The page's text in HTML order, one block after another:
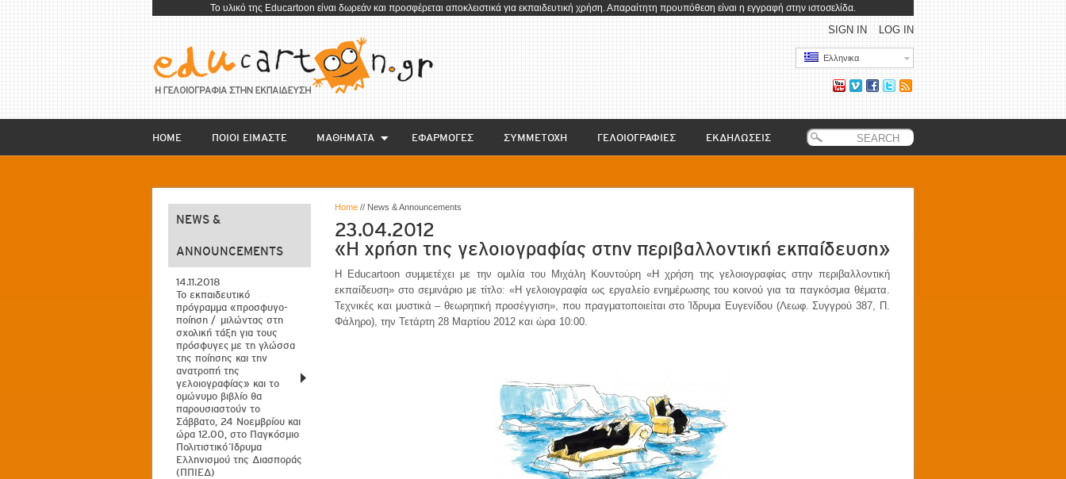
To υλικό της Educartoon είναι δωρεάν και προσφέρεται αποκλειστικά για εκπαιδευτική χρήση. Απαραίτητη προυπόθεση είναι η εγγραφή στην ιστοσελίδα.
LOG IN
SIGN IN
Ελληνικα
HOME ΠΟΙΟΙ ΕΙΜΑΣΤΕ ΜΑΘΗΜΑΤΑ EΦΑΡΜΟΓΕΣ ΣΥΜΜΕΤΟΧΗ ΓΕΛΟΙΟΓΡΑΦΙΕΣ ΕΚΔΗΛΩΣΕΙΣ
NEWS &
ANNOUNCEMENTS
14.11.2018
Το εκπαιδευτικό
πρόγραμμα «προσφυγο-
ποίηση / μιλώντας στη
σχολική τάξη για τους
πρόσφυγες με τη γλώσσα
της ποίησης και την
ανατροπή της
γελοιογραφίας» και το
ομώνυμο βιβλίο θα
παρουσιαστούν το
Σάββατο, 24 Νοεμβρίου και
ώρα 12.00, στο Παγκόσμιο
Πολιτιστικό Ίδρυμα
Ελληνισμού της Διασποράς
(ΠΠΙΕΔ)
Home // News & Announcements
23.04.2012
«Η χρήση της γελοιογραφίας στην περιβαλλοντική εκπαίδευση»
Η Educartoon συμμετέχει με την ομιλία του Μιχάλη Κουντούρη «Η χρήση της γελοιογραφίας στην περιβαλλοντική
εκπαίδευση» στο σεμινάριο με τίτλο: «Η γελοιογραφία ως εργαλείο ενημέρωσης του κοινού για τα παγκόσμια θέματα.
Τεχνικές και μυστικά – θεωρητική προσέγγιση», που πραγματοποιείται στο Ίδρυμα Ευγενίδου (Λεωφ. Συγγρού 387, Π.
Φάληρο), την Τετάρτη 28 Μαρτίου 2012 και ώρα 10:00.